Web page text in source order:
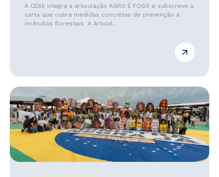
A CESE integra a articulação AGRO É FOGO e subscreve a
carta que cobra medidas concretas de prevenção a
incêndios florestais A Articul...